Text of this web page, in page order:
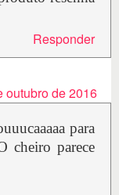
Responder
outubro de 2016
para
cheiro parece